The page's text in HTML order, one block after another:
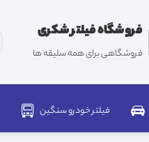
فروشگاه فیلتر شکری
فروشگاهی برای همه سلیقه ها
فیلتر خودرو سنگین